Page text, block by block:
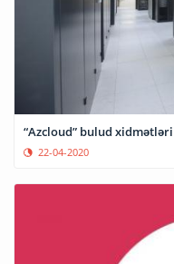
“Azcloud” bulud
22-04-2020